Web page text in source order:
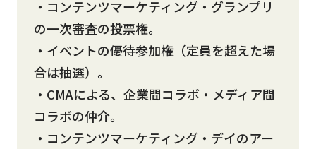
・コンテンツマーケティング・グランプリ
の一次審査の投票権。
・イベントの優待参加権（定員を超えた場
合は抽選）。
・CMAによる、企業間コラボ・メディア間
コラボの仲介。
・コンテンツマーケティング・デイのアー